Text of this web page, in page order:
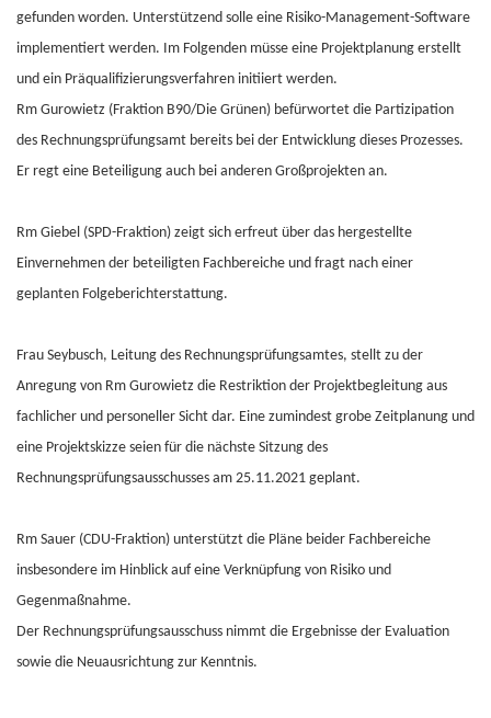
gefunden worden. Unterstützend solle eine Risiko-Management-Software
implementiert werden. Im Folgenden müsse eine Projektplanung erstellt
und ein Präqualifizierungsverfahren initiiert werden.
Rm Gurowietz (Fraktion B90/Die Grünen) befürwortet die Partizipation
des Rechnungsprüfungsamt bereits bei der Entwicklung dieses Prozesses.
Er regt eine Beteiligung auch bei anderen Großprojekten an.
Rm Giebel (SPD-Fraktion) zeigt sich erfreut über das hergestellte
Einvernehmen der beteiligten Fachbereiche und fragt nach einer
geplanten Folgeberichterstattung.
Frau Seybusch, Leitung des Rechnungsprüfungsamtes, stellt zu der
Anregung von Rm Gurowietz die Restriktion der Projektbegleitung aus
fachlicher und personeller Sicht dar. Eine zumindest grobe Zeitplanung und
eine Projektskizze seien für die nächste Sitzung des
Rechnungsprüfungsausschusses am 25.11.2021 geplant.
Rm Sauer (CDU-Fraktion) unterstützt die Pläne beider Fachbereiche
insbesondere im Hinblick auf eine Verknüpfung von Risiko und
Gegenmaßnahme.
Der Rechnungsprüfungsausschuss nimmt die Ergebnisse der Evaluation
sowie die Neuausrichtung zur Kenntnis.